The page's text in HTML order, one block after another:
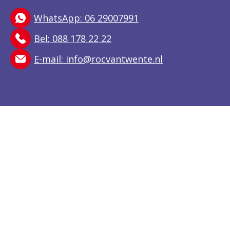
WhatsApp: 06 29007991
Bel: 088 178 22 22
E-mail: info@rocvantwente.nl